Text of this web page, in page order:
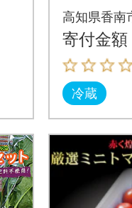
kg 家庭
トマト
高知県香南
寄付金額
冷蔵